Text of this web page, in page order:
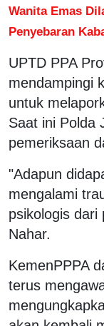
Wanita Emas
Penyebaran
UPTD PPA
mendampingi
untuk
Saat ini Polda
pemeriksaan
"Adapun
mengalami
psikologis dari
Nahar.
KemenPPPA
terus